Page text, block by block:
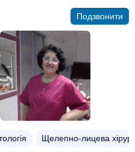
Подзвонити
Щелепно-лицева